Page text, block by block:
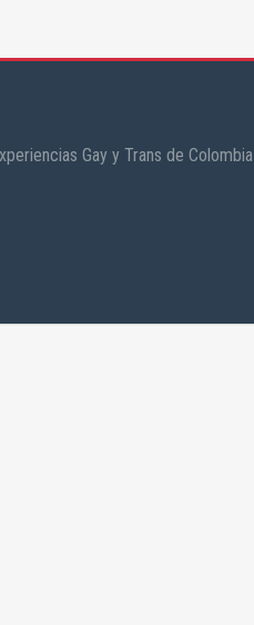
Gay y Trans de Colombia